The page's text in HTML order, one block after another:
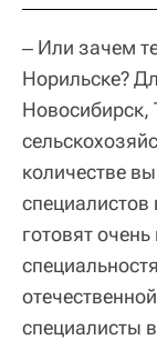
‒ Или зачем
Норильске?
Новосибирск,
количестве
специалистов
готовят
специалисты